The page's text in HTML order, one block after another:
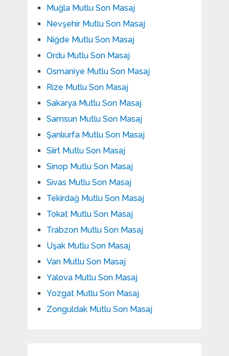
Muğla Mutlu Son Masaj
Nevşehir Mutlu Son Masaj
Niğde Mutlu Son Masaj
Ordu Mutlu Son Masaj
Osmaniye Mutlu Son Masaj
Rize Mutlu Son Masaj
Sakarya Mutlu Son Masaj
Samsun Mutlu Son Masaj
Şanlıurfa Mutlu Son Masaj
Siirt Mutlu Son Masaj
Sinop Mutlu Son Masaj
Sivas Mutlu Son Masaj
Tekirdağ Mutlu Son Masaj
Tokat Mutlu Son Masaj
Trabzon Mutlu Son Masaj
Uşak Mutlu Son Masaj
Van Mutlu Son Masaj
Yalova Mutlu Son Masaj
Yozgat Mutlu Son Masaj
Zonguldak Mutlu Son Masaj